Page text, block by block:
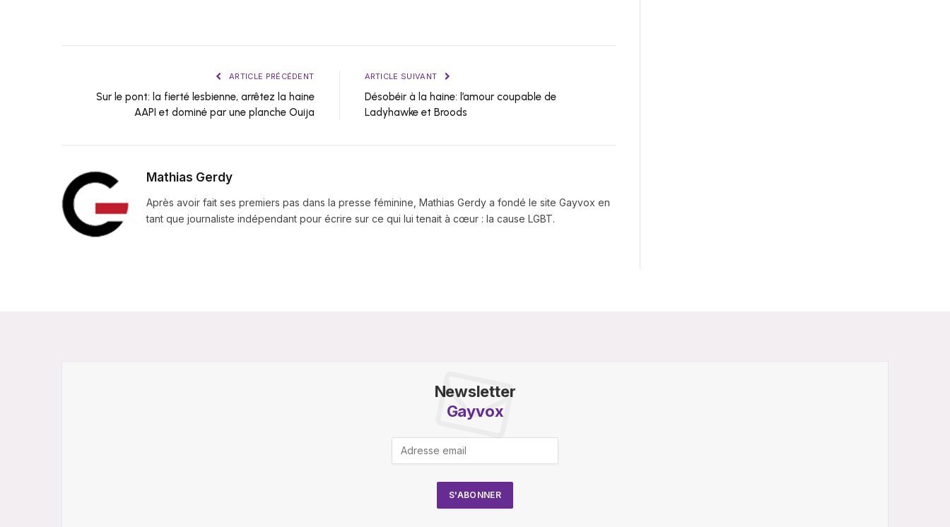
ARTICLE PRÉCÉDENT
Sur le pont: la fierté lesbienne, arrêtez la haine
AAPI et dominé par une planche Ouija
ARTICLE SUIVANT
Désobéir à la haine: l’amour coupable de
Ladyhawke et Broods
Mathias Gerdy
Après avoir fait ses premiers pas dans la presse féminine, Mathias Gerdy a fondé le site Gayvox en
tant que journaliste indépendant pour écrire sur ce qui lui tenait à cœur : la cause LGBT.
Newsletter
Gayvox